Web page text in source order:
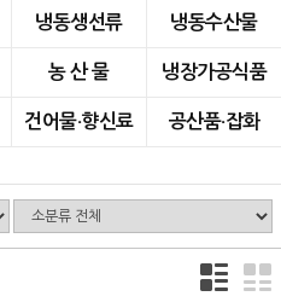
냉동생선류 냉동수산물
농 산 물 냉장가공식품
건어물·향신료 공산품·잡화